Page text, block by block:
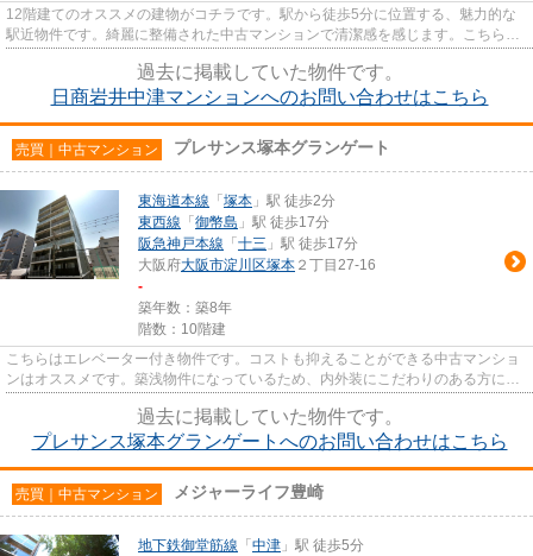
12階建てのオススメの建物がコチラです。駅から徒歩5分に位置する、魅力的な
駅近物件です。綺麗に整備された中古マンションで清潔感を感じます。こちらの
過去に掲載していた物件です。
日商岩井中津マンションへのお問い合わせはこちら
売買｜中古マンション プレサンス塚本グランゲート
東海道本線 「 塚本 」駅 徒歩2分
東西線 「 御幣島 」駅 徒歩17分
阪急神戸本線 「 十三 」駅 徒歩17分
大阪府大阪市淀川区塚本 ２丁目27-16
-
築年数：築8年
階数：10階建
こちらはエレベーター付き物件です。コストも抑えることができる中古マンショ
ンはオススメです。築浅物件になっているため、内外装にこだわりのある方にも
過去に掲載していた物件です。
プレサンス塚本グランゲートへのお問い合わせはこちら
売買｜中古マンション メジャーライフ豊崎
地下鉄御堂筋線 「 中津 」駅 徒歩5分